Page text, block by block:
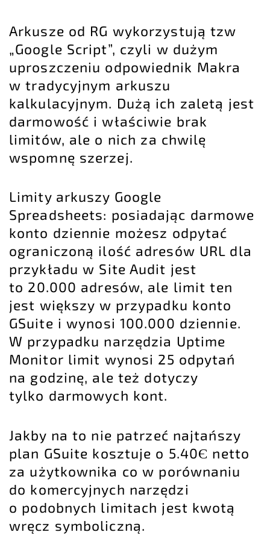
Arkusze od RG wykorzystują tzw
„Google Script”, czyli w dużym
uproszczeniu odpowiednik Makra
w tradycyjnym arkuszu
kalkulacyjnym. Dużą ich zaletą jest
darmowość i właściwie brak
limitów, ale o nich za chwilę
wspomnę szerzej.
Limity arkuszy Google
Spreadsheets: posiadając darmowe
konto dziennie możesz odpytać
ograniczoną ilość adresów URL dla
przykładu w Site Audit jest
to 20.000 adresów, ale limit ten
jest większy w przypadku konto
GSuite i wynosi 100.000 dziennie.
W przypadku narzędzia Uptime
Monitor limit wynosi 25 odpytań
na godzinę, ale też dotyczy
tylko darmowych kont.
Jakby na to nie patrzeć najtańszy
plan GSuite kosztuje o 5.40Є netto
za użytkownika co w porównaniu
do komercyjnych narzędzi
o podobnych limitach jest kwotą
wręcz symboliczną.